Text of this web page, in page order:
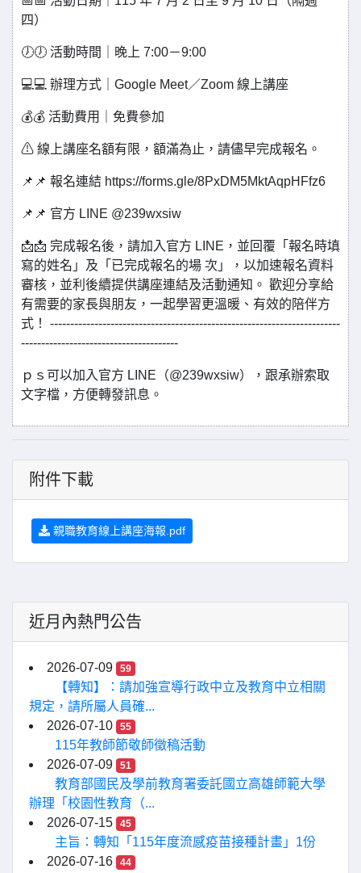
四）
🕖🕖 活動時間｜晚上 7:00－9:00
💻💻 辦理方式｜Google Meet／Zoom 線上講座
💰💰 活動費用｜免費參加
⚠ 線上講座名額有限，額滿為止，請儘早完成報名。
📌📌 報名連結 https://forms.gle/8PxDM5MktAqpHFfz6
📌📌 官方 LINE @239wxsiw
📩📩 完成報名後，請加入官方 LINE，並回覆「報名時填
寫的姓名」及「已完成報名的場 次」，以加速報名資料
審核，並利後續提供講座連結及活動通知。 歡迎分享給
有需要的家長與朋友，一起學習更溫暖、有效的陪伴方
式！ ------------------------------------------------------------------------
---------------------------------------
ｐｓ可以加入官方 LINE（@239wxsiw），跟承辦索取
文字檔，方便轉發訊息。
附件下載
親職教育線上講座海報.pdf
近月內熱門公告
2026-07-09 59
【轉知】：請加強宣導行政中立及教育中立相關
規定，請所屬人員確...
2026-07-10
55
115年教師節敬師徵稿活動
2026-07-09
51
教育部國民及學前教育署委託國立高雄師範大學
辦理「校園性教育（...
2026-07-15
45
主旨：轉知「115年度流感疫苗接種計畫」1份
2026-07-16
44